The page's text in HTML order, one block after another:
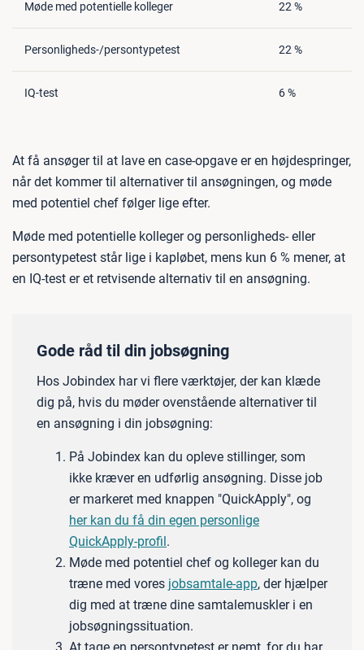
Møde med potentielle kolleger 22 %
Personligheds-/persontypetest 22 %
IQ-test 6 %
At få ansøger til at lave en case-opgave er en højdespringer,
når det kommer til alternativer til ansøgningen, og møde
med potentiel chef følger lige efter.
Møde med potentielle kolleger og personligheds- eller
persontypetest står lige i kapløbet, mens kun 6 % mener, at
en IQ-test er et retvisende alternativ til en ansøgning.
Gode råd til din jobsøgning
Hos Jobindex har vi flere værktøjer, der kan klæde
dig på, hvis du møder ovenstående alternativer til
en ansøgning i din jobsøgning:
På Jobindex kan du opleve stillinger, som
ikke kræver en udførlig ansøgning. Disse job
er markeret med knappen "QuickApply", og
her kan du få din egen personlige
QuickApply-profil.
Møde med potentiel chef og kolleger kan du
træne med vores jobsamtale-app, der hjælper
dig med at træne dine samtalemuskler i en
jobsøgningssituation.